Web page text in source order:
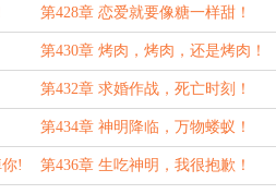
第428章 恋爱就要像糖一样甜！
第430章 烤肉，烤肉，还是烤肉！
第432章 求婚作战，死亡时刻！
第434章 神明降临，万物蝼蚁！
（七千字大章）
! 第436章 生吃神明，我很抱歉！